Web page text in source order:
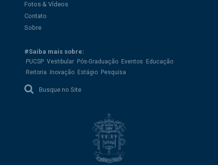
Fotos & Vídeos
Contato
Sobre
#Saiba mais sobre:
PUCSP Vestibular Pós-Graduação Eventos
Educação
Reitoria
Inovação Estágio Pesquisa
Busque no Site